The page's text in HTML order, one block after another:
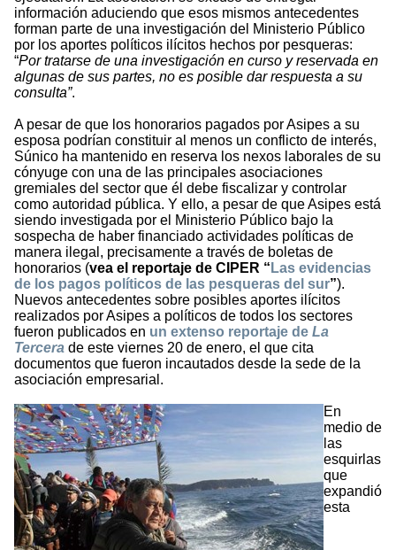
información aduciendo que esos mismos antecedentes
forman parte de una investigación del Ministerio Público
por los aportes políticos ilícitos hechos por pesqueras:
“Por tratarse de una investigación en curso y reservada en
algunas de sus partes, no es posible dar respuesta a su
consulta”.
A pesar de que los honorarios pagados por Asipes a su
esposa podrían constituir al menos un conflicto de interés,
Súnico ha mantenido en reserva los nexos laborales de su
cónyuge con una de las principales asociaciones
gremiales del sector que él debe fiscalizar y controlar
como autoridad pública. Y ello, a pesar de que Asipes está
siendo investigada por el Ministerio Público bajo la
sospecha de haber financiado actividades políticas de
manera ilegal, precisamente a través de boletas de
honorarios (vea el reportaje de CIPER “ Las evidencias
de los pagos políticos de las pesqueras del sur”).
Nuevos antecedentes sobre posibles aportes ilícitos
realizados por Asipes a políticos de todos los sectores
fueron publicados en un extenso reportaje de La
Tercera de este viernes 20 de enero, el que cita
documentos que fueron incautados desde la sede de la
asociación empresarial.
En
medio de
las
esquirlas
que
expandió
esta